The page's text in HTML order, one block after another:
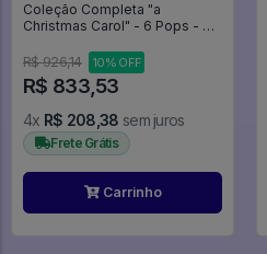
Coleção Completa "a
Christmas Carol" - 6 Pops - A
R$ 926,14
10% OFF
R$ 833,53
4x R$ 208,38 sem juros
Frete Grátis
Carrinho